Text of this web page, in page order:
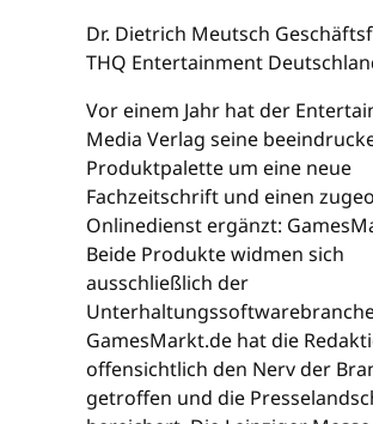
Dr. Dietrich Meutsch
THQ Entertainment
Vor einem Jahr hat der
Media Verlag seine
Produktpalette um eine neue
Fachzeitschrift und einen
Onlinedienst ergänzt:
Beide Produkte widmen sich
ausschließlich der
GamesMarkt.de hat die
offensichtlich den Nerv der
getroffen und die